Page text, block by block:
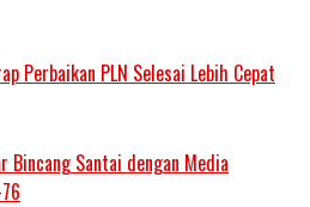
Perbaikan PLN Selesai Lebih Cepat
Bincang Santai dengan Media